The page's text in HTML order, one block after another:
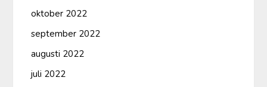
oktober 2022
september 2022
augusti 2022
juli 2022